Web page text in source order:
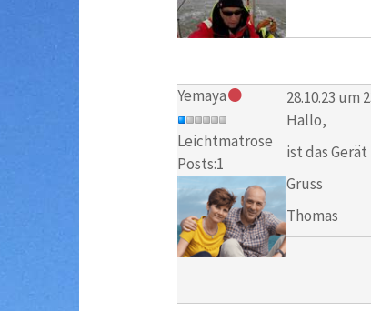
Yemaya
Leichtmatrose
Posts:1
28.10.23 um
Hallo,
ist das
Gruss
Thomas